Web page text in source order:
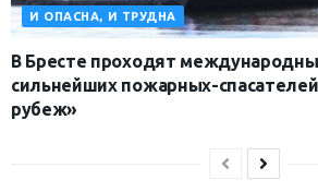
И ОПАСНА, И ТРУДНА
В Бресте проходят
сильнейших пожарных-
рубеж»